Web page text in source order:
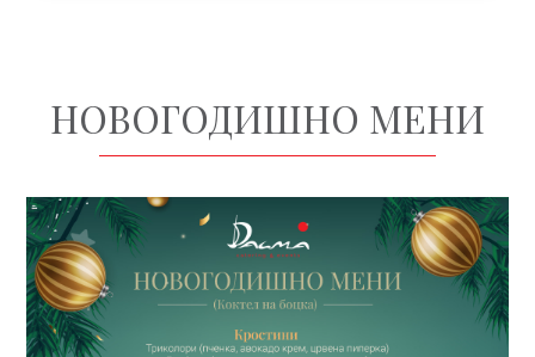
НОВОГОДИШНО МЕНИ